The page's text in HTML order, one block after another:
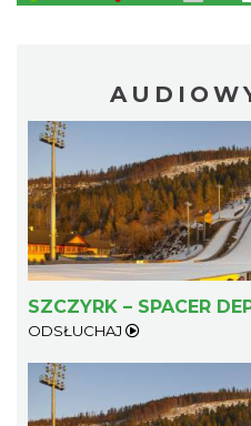
SZCZYRK – SPACER
ODSŁUCHAJ